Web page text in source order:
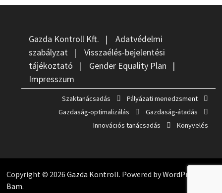
Gazda Kontroll Kft. | Adatvédelmi
szabályzat| Visszaélés-bejelentési
tájékoztató | Gender Equality Plan |
Impresszum
Szaktanácsadás
Pályázati menedzsment
Gazdaság-optimalizálás
Gazdaság-átadás
Innovációs tanácsadás
Könyvelés
Copyright © 2026 Gazda Kontroll. Powered byWordPress
Bam.